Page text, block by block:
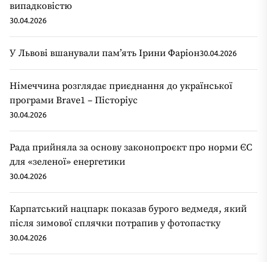
випадковістю
30.04.2026
У Львові вшанували пам’ять Ірини Фаріон30.04.2026
Німеччина розглядає приєднання до української
програми Brave1 – Пісторіус
30.04.2026
Рада прийняла за основу законопроєкт про норми ЄС
для «зеленої» енергетики
30.04.2026
Карпатський нацпарк показав бурого ведмедя, який
після зимової сплячки потрапив у фотопастку
30.04.2026